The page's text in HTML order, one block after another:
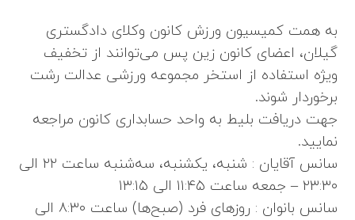
به همت کمیسیون ورزش کانون وکلای دادگستری
گیلان، اعضای کانون زین پس می‌توانند از تخفیف
ویژه استفاده از استخر مجموعه ورزشی عدالت رشت
برخوردار شوند.
جهت دریافت بلیط به واحد حسابداری کانون مراجعه
نمایید.
سانس آقایان : شنبه، یکشنبه، سه‌شنبه ساعت ۲۲ الی
۲۳:۳۰ – جمعه ساعت ۱۱:۴۵ الی ۱۳:۱۵
سانس بانوان : روزهای فرد (صبح‌ها) ساعت ۸:۳۰ الی